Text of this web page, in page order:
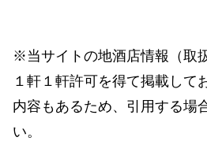
※当サイトの地酒店情報（取
１軒１軒許可を得て掲載して
内容もあるため、引用する場
い。